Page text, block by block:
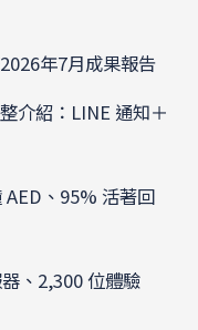
年7月成果報告
介紹：LINE 通知＋
AED、95% 活著回
、2,300 位體驗